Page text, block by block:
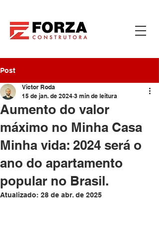
Post
Aumento do valor
máximo no Minha Casa
Minha vida: 2024 será o
ano do apartamento
popular no Brasil.
Victor Roda
15 de jan. de 2024 3 min de leitura
Atualizado: 28 de abr. de 2025